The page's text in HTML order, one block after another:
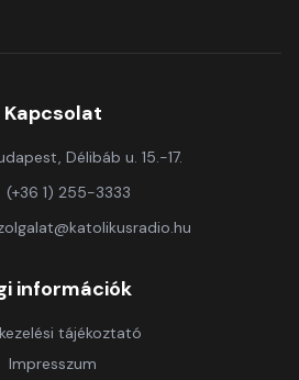
Kapcsolat
Délibáb u. 15.-17.
(+36 1) 255-3333
információk
tájékoztató
Impresszum